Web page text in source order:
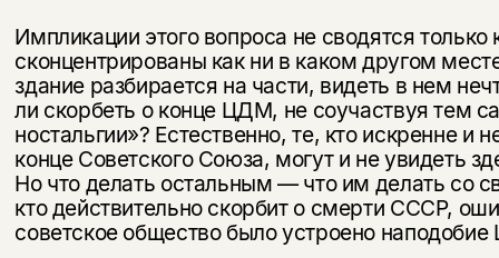
Импликации этого вопроса не сводятся
сконцентрированы как ни в каком другом
здание разбирается на части, видеть в нем
ли скорбеть о конце ЦДМ, не соучаствуя тем
ностальгии»? Естественно, те, кто искренне и
конце Советского Союза, могут и не увидеть
Но что делать остальным — что им делать со
кто действительно скорбит о смерти СССР,
советское общество было устроено
Подписка на рассылку
Раз в неделю мы отправляем рассылку
о книгах и событиях «НЛО».
За подписку дарим промокод на
скидку 15%
Этой книги временно
нет в продаже.
Вы можете подписаться на
уведомления, и при поступлении книги
на склад получить письмо на указанный
электронный адрес.
Эта книга